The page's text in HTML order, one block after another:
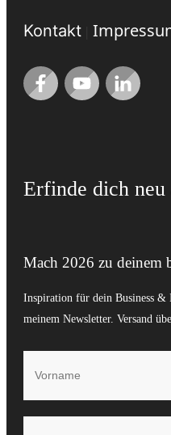
Kontakt
Erfinde dich neu
Mach 2026 zu deinem
Inspiration für dein Business &
meinem Newsletter. Versand